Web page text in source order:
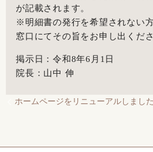
が記載されます。
※ 明細書の発行を希望されない
窓口にてその旨をお申し出くださ
掲示日：令和8年6 月 1 日
院長：山中 伸
ホームページをリニューアルしました